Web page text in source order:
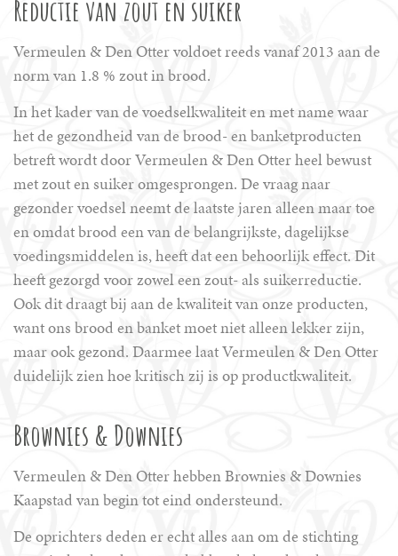
Reductie van zout en suiker
Vermeulen & Den Otter voldoet reeds vanaf 2013 aan de
norm van 1.8 % zout in brood.
In het kader van de voedselkwaliteit en met name waar
het de gezondheid van de brood- en banketproducten
betreft wordt door Vermeulen & Den Otter heel bewust
met zout en suiker omgesprongen. De vraag naar
gezonder voedsel neemt de laatste jaren alleen maar toe
en omdat brood een van de belangrijkste, dagelijkse
voedingsmiddelen is, heeft dat een behoorlijk effect. Dit
heeft gezorgd voor zowel een zout- als suikerreductie.
Ook dit draagt bij aan de kwaliteit van onze producten,
want ons brood en banket moet niet alleen lekker zijn,
maar ook gezond. Daarmee laat Vermeulen & Den Otter
duidelijk zien hoe kritisch zij is op productkwaliteit.
Brownies & Downies
Vermeulen & Den Otter hebben Brownies & Downies
Kaapstad van begin tot eind ondersteund.
De oprichters deden er echt alles aan om de stichting